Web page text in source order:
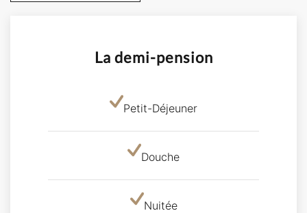
La demi-pension
Petit-Déjeuner
Douche
Nuitée